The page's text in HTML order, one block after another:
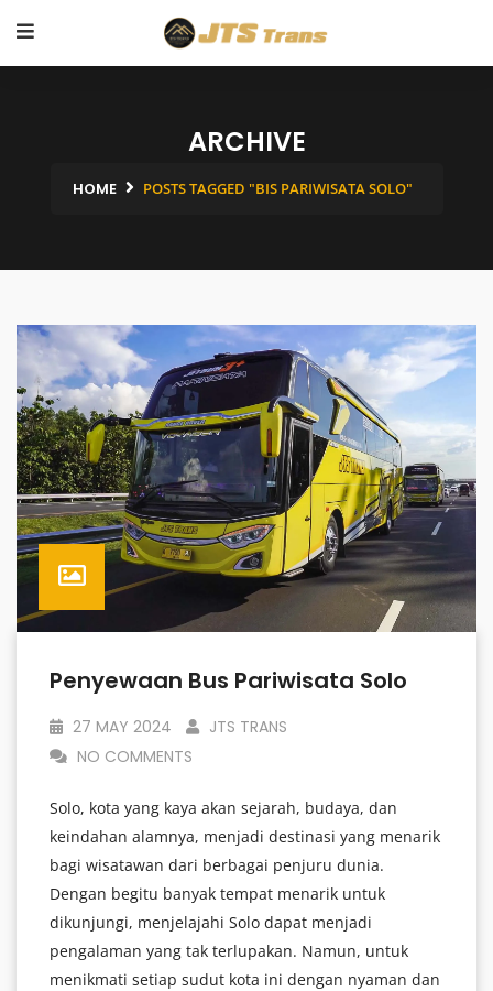
ARCHIVE
HOME POSTS TAGGED "BIS PARIWISATA SOLO"
Penyewaan Bus Pariwisata Solo
27 MAY 2024
JTS TRANS
NO COMMENTS
Solo, kota yang kaya akan sejarah, budaya, dan
keindahan alamnya, menjadi destinasi yang menarik
bagi wisatawan dari berbagai penjuru dunia.
Dengan begitu banyak tempat menarik untuk
dikunjungi, menjelajahi Solo dapat menjadi
pengalaman yang tak terlupakan. Namun, untuk
menikmati setiap sudut kota ini dengan nyaman dan